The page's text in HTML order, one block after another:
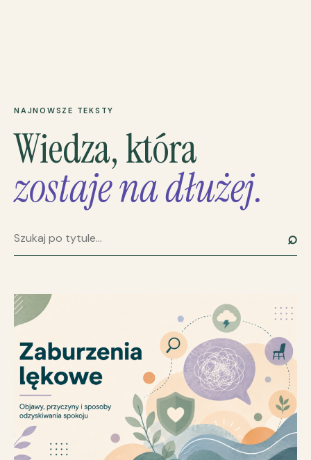
NAJNOWSZE TEKSTY
Wiedza, która
zostaje na dłużej.
Szukaj artykułu ⌕